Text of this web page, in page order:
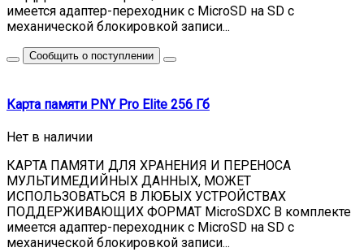
имеется адаптер-переходник с MicroSD на SD с
механической блокировкой записи...
Сообщить о поступлении
Карта памяти PNY Pro Elite 256 Гб
Нет в наличии
КАРТА ПАМЯТИ ДЛЯ ХРАНЕНИЯ И ПЕРЕНОСА
МУЛЬТИМЕДИЙНЫХ ДАННЫХ, МОЖЕТ
ИСПОЛЬЗОВАТЬСЯ В ЛЮБЫХ УСТРОЙСТВАХ
ПОДДЕРЖИВАЮЩИХ ФОРМАТ MicroSDXC В комплекте
имеется адаптер-переходник с MicroSD на SD с
механической блокировкой записи...